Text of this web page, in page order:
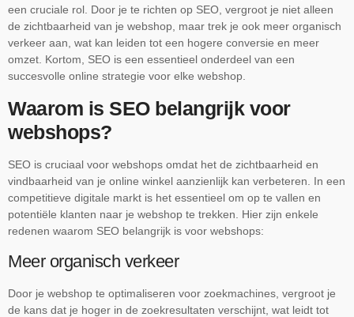
een cruciale rol. Door je te richten op SEO, vergroot je niet alleen
de zichtbaarheid van je webshop, maar trek je ook meer organisch
verkeer aan, wat kan leiden tot een hogere conversie en meer
omzet. Kortom, SEO is een essentieel onderdeel van een
succesvolle online strategie voor elke webshop.
Waarom is SEO belangrijk voor
webshops?
SEO is cruciaal voor webshops omdat het de zichtbaarheid en
vindbaarheid van je online winkel aanzienlijk kan verbeteren. In een
competitieve digitale markt is het essentieel om op te vallen en
potentiële klanten naar je webshop te trekken. Hier zijn enkele
redenen waarom SEO belangrijk is voor webshops:
Meer organisch verkeer
Door je webshop te optimaliseren voor zoekmachines, vergroot je
de kans dat je hoger in de zoekresultaten verschijnt, wat leidt tot